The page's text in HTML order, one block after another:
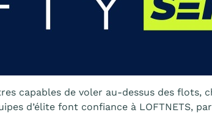
capables de voler au-dessus des flots,
d’élite font confiance à LOFTNETS,